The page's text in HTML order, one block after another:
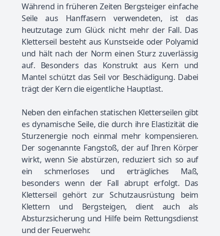
Während in früheren Zeiten Bergsteiger einfache
Seile aus Hanffasern verwendeten, ist das
heutzutage zum Glück nicht mehr der Fall. Das
Kletterseil besteht aus Kunstseide oder Polyamid
und hält nach der Norm einen Sturz zuverlässig
auf. Besonders das Konstrukt aus Kern und
Mantel schützt das Seil vor Beschädigung. Dabei
trägt der Kern die eigentliche Hauptlast.
Neben den einfachen statischen Kletterseilen gibt
es dynamische Seile, die durch ihre Elastizität die
Sturzenergie noch einmal mehr kompensieren.
Der sogenannte Fangstoß, der auf Ihren Körper
wirkt, wenn Sie abstürzen, reduziert sich so auf
ein schmerloses und erträgliches Maß,
besonders wenn der Fall abrupt erfolgt. Das
Kletterseil gehört zur Schutzausrüstung beim
Klettern und Bergsteigen, dient auch als
Absturzsicherung und Hilfe beim Rettungsdienst
und der Feuerwehr.